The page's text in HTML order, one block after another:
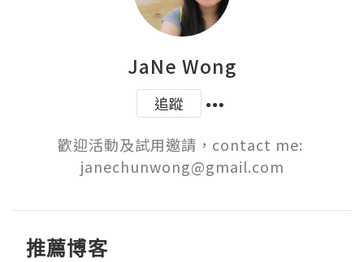
JaNe Wong
追蹤
歡迎活動及試用邀請，contact me:
janechunwong@gmail.com
推薦博客